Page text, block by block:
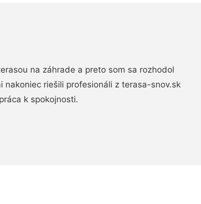
na záhrade a preto som sa rozhodol
nakoniec riešili profesionáli z terasa-snov.sk
k spokojnosti.